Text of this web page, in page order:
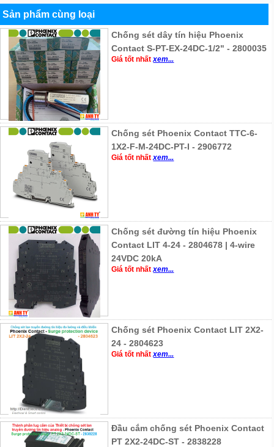
Sản phẩm cùng loại
Chống sét dây tín hiệu Phoenix
Contact S-PT-EX-24DC-1/2" - 2800035
Giá tốt nhấtxem...
Chống sét Phoenix Contact TTC-6-
1X2-F-M-24DC-PT-I - 2906772
Giá tốt nhấtxem...
Chống sét đường tín hiệu Phoenix
Contact LIT 4-24 - 2804678 | 4-wire
24VDC 20kA
Giá tốt nhấtxem...
Chống sét Phoenix Contact LIT 2X2-
24 - 2804623
Giá tốt nhấtxem...
Đầu cắm chống sét Phoenix Contact
PT 2X2-24DC-ST - 2838228